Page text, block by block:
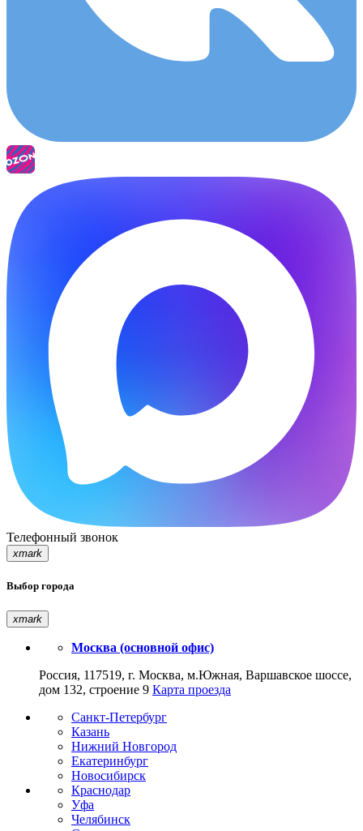
Телефонный звонок
xmark
Выбор города
xmark
Москва (основной офис)
Россия, 117519, г. Москва, м.Южная, Варшавское шоссе,
дом 132, строение 9 Карта проезда
Санкт-Петербург
Казань
Нижний Новгород
Екатеринбург
Новосибирск
Краснодар
Уфа
Челябинск